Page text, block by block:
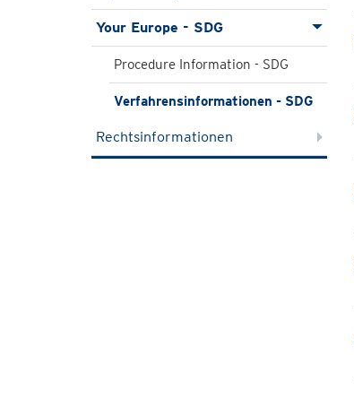
Your Europe - SDG
Procedure Information - SDG
Verfahrensinformationen - SDG
Rechtsinformationen